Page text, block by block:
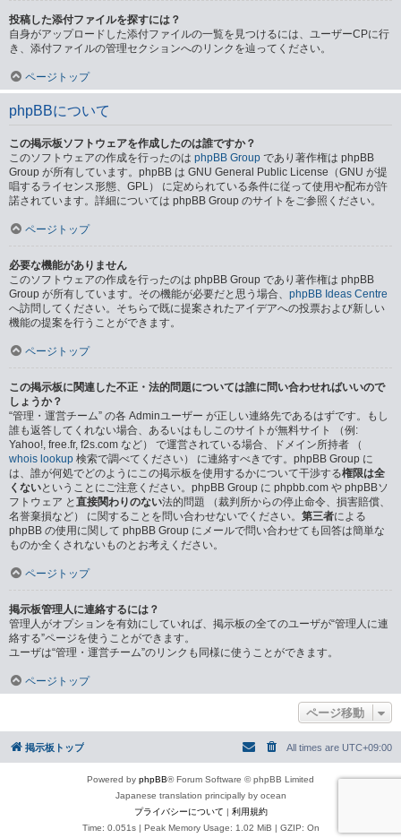
投稿した添付ファイルを探すには？
自身がアップロードした添付ファイルの一覧を見つけるには、ユーザーCPに行
き、添付ファイルの管理セクションへのリンクを辿ってください。
ページトップ
phpBBについて
この掲示板ソフトウェアを作成したのは誰ですか？
このソフトウェアの作成を行ったのは phpBB Group であり著作権は phpBB
Group が所有しています。phpBB は GNU General Public License（GNU が提
唱するライセンス形態、GPL） に定められている条件に従って使用や配布が許
諾されています。詳細については phpBB Group のサイトをご参照ください。
ページトップ
必要な機能がありません
このソフトウェアの作成を行ったのは phpBB Group であり著作権は phpBB
Group が所有しています。その機能が必要だと思う場合、 phpBB Ideas Centre
へ訪問してください。そちらで既に提案されたアイデアへの投票および新しい
機能の提案を行うことができます。
ページトップ
この掲示板に関連した不正・法的問題については誰に問い合わせればいいので
しょうか？
“管理・運営チーム” の各 Adminユーザー が正しい連絡先であるはずです。もし
誰も返答してくれない場合、あるいはもしこのサイトが無料サイト （例:
Yahoo!, free.fr, f2s.com など） で運営されている場合、ドメイン所持者 （
whois lookup 検索で調べてください） に連絡すべきです。phpBB Group に
は、誰が何処でどのようにこの掲示板を使用するかについて干渉する権限は全
くないということにご注意ください。phpBB Group に phpbb.com や phpBBソ
フトウェア と 直接関わりのない法的問題 （裁判所からの停止命令、損害賠償、
名誉棄損など） に関することを問い合わせないでください。 第三者による
phpBB の使用に関して phpBB Group にメールで問い合わせても回答は簡単な
ものか全くされないものとお考えください。
ページトップ
掲示板管理人に連絡するには？
管理人がオプションを有効にしていれば、掲示板の全てのユーザが“管理人に連
絡する”ページを使うことができます。
ユーザは“管理・運営チーム”のリンクも同様に使うことができます。
ページトップ
ページ移動
掲示板トップ All times are UTC+09:00
Powered by phpBB® Forum Software © phpBB Limited
Japanese translation principally by ocean
プライバシーについて | 利用規約
Time: 0.051s| Peak Memory Usage: 1.02 MiB | GZIP: On